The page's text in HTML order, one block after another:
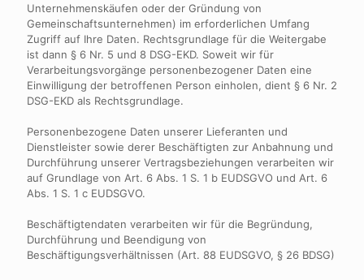
Unternehmenskäufen oder der Gründung von
Gemeinschaftsunternehmen) im erforderlichen Umfang
Zugriff auf Ihre Daten. Rechtsgrundlage für die Weitergabe
ist dann § 6 Nr. 5 und 8 DSG-EKD. Soweit wir für
Verarbeitungsvorgänge personenbezogener Daten eine
Einwilligung der betroffenen Person einholen, dient § 6 Nr. 2
DSG-EKD als Rechtsgrundlage.
Personenbezogene Daten unserer Lieferanten und
Dienstleister sowie derer Beschäftigten zur Anbahnung und
Durchführung unserer Vertragsbeziehungen verarbeiten wir
auf Grundlage von Art. 6 Abs. 1 S. 1 b EUDSGVO und Art. 6
Abs. 1 S. 1 c EUDSGVO.
Beschäftigtendaten verarbeiten wir für die Begründung,
Durchführung und Beendigung von
Beschäftigungsverhältnissen (Art. 88 EUDSGVO, § 26 BDSG)